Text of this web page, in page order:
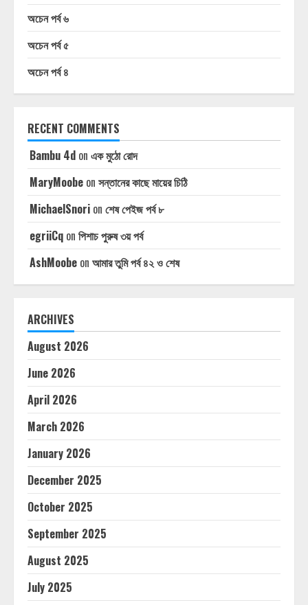
অচেন পর্ব ৬
অচেন পর্ব ৫
অচেন পর্ব ৪
RECENT COMMENTS
Bambu 4d on এক মুঠো রোদ
MaryMoobe on সন্তানের কাছে মায়ের চিঠি
MichaelSnori on শেষ পেইজ পর্ব ৮
egriiCq on পিশাচ পুরুষ ৩য় পর্ব
AshMoobe on আমার তুমি পর্ব ৪২ ও শেষ
ARCHIVES
August 2026
June 2026
April 2026
March 2026
January 2026
December 2025
October 2025
September 2025
August 2025
July 2025